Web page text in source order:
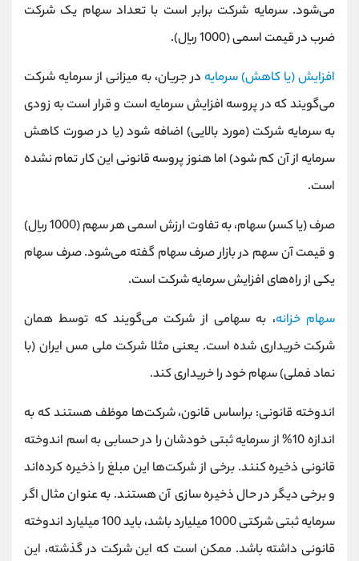
می‌شود. سرمایه شرکت برابر است با تعداد سهام یک شرکت
ضرب در قیمت اسمی (1000 ریال).
افزایش (یا کاهش) سرمایه در جریان، به میزانی از سرمایه شرکت
می‌گویند که در پروسه افزایش سرمایه است و قرار است به زودی
به سرمایه شرکت (مورد بالایی) اضافه شود (یا در صورت کاهش
سرمایه از آن کم شود) اما هنوز پروسه قانونی این کار تمام نشده
است.
صرف (یا کسر) سهام، به تفاوت ارزش اسمی هر سهم (1000 ریال)
و قیمت آن سهم در بازار صرف سهام گفته می‌شود. صرف سهام
یکی از راه‌های افزایش سرمایه شرکت است.
سهام خزانه، به سهامی از شرکت می‌گویند که توسط همان
شرکت خریداری شده است. یعنی مثلا شرکت ملی مس ایران (با
نماد فملی) سهام خود را خریداری کند.
اندوخته قانونی: براساس قانون، شرکت‌ها موظف هستند که به
اندازه 10% از سرمایه ثبتی خودشان را در حسابی به اسم اندوخته
قانونی ذخیره کنند. برخی از شرکت‌ها این مبلغ را ذخیره کرده‌اند
و برخی دیگر در حال ذخیره سازی آن هستند. به عنوان مثال اگر
سرمایه ثبتی شرکتی 1000 میلیارد باشد، باید 100 میلیارد اندوخته
قانونی داشته باشد. ممکن است که این شرکت در گذشته، این